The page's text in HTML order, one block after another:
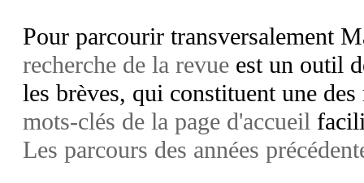
Pour parcourir transversalement
recherche de la revue est un outil
les brèves, qui constituent une
mots-clés de la page d'accueil
Les parcours des années